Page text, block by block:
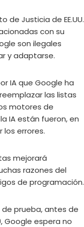
Justicia de EE.UU.
con su
son ilegales
y adaptarse.
IA que Google ha
las listas
motores de
IA están fueron, en
errores.
mejorará
razones del
de programación.
de prueba, antes de
Google espera no